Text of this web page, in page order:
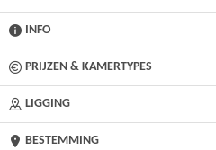
INFO
PRIJZEN & KAMERTYPES
LIGGING
BESTEMMING